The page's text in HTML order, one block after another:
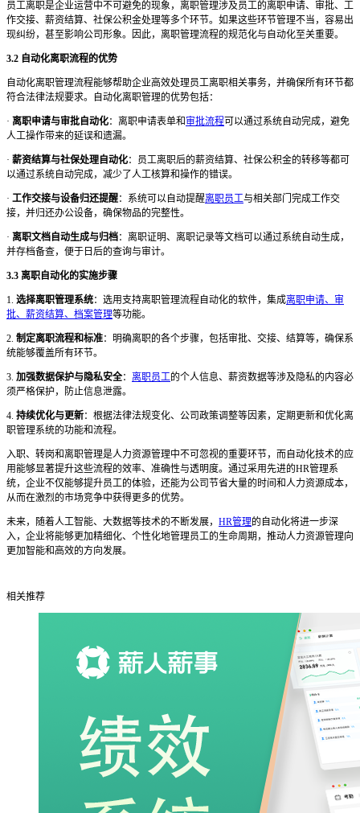
员工离职是企业运营中不可避免的现象，离职管理涉及员工的离职申请、审批、工
作交接、薪资结算、社保公积金处理等多个环节。如果这些环节管理不当，容易出
现纠纷，甚至影响公司形象。因此，离职管理流程的规范化与自动化至关重要。
3.2 自动化离职流程的优势
自动化离职管理流程能够帮助企业高效处理员工离职相关事务，并确保所有环节都
符合法律法规要求。自动化离职管理的优势包括：
· 离职申请与审批自动化：离职申请表单和 审批流程可以通过系统自动完成，避免
人工操作带来的延误和遗漏。
· 薪资结算与社保处理自动化：员工离职后的薪资结算、社保公积金的转移等都可
以通过系统自动完成，减少了人工核算和操作的错误。
· 工作交接与设备归还提醒：系统可以自动提醒离职员工与相关部门完成工作交
接，并归还办公设备，确保物品的完整性。
· 离职文档自动生成与归档：离职证明、离职记录等文档可以通过系统自动生成，
并存档备查，便于日后的查询与审计。
3.3 离职自动化的实施步骤
1. 选择离职管理系统：选用支持离职管理流程自动化的软件，集成离职申请、审
批、薪资结算、档案管理等功能。
2. 制定离职流程和标准：明确离职的各个步骤，包括审批、交接、结算等，确保系
统能够覆盖所有环节。
3. 加强数据保护与隐私安全： 离职员工的个人信息、薪资数据等涉及隐私的内容必
须严格保护，防止信息泄露。
4. 持续优化与更新：根据法律法规变化、公司政策调整等因素，定期更新和优化离
职管理系统的功能和流程。
入职、转岗和离职管理是人力资源管理中不可忽视的重要环节，而自动化技术的应
用能够显著提升这些流程的效率、准确性与透明度。通过采用先进的HR管理系
统，企业不仅能够提升员工的体验，还能为公司节省大量的时间和人力资源成本，
从而在激烈的市场竞争中获得更多的优势。
未来，随着人工智能、大数据等技术的不断发展， HR管理的自动化将进一步深
入，企业将能够更加精细化、个性化地管理员工的生命周期，推动人力资源管理向
更加智能和高效的方向发展。
相关推荐